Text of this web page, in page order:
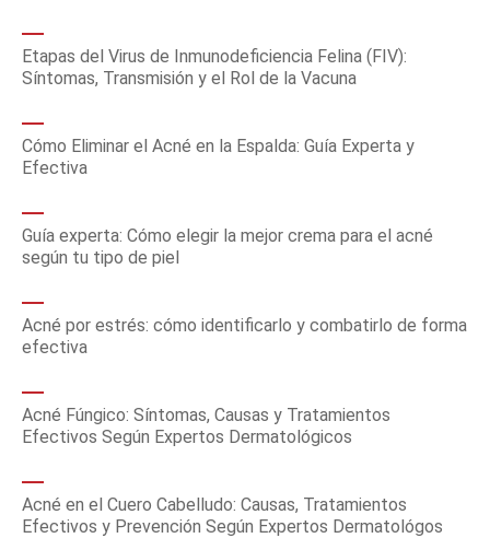
Etapas del Virus de Inmunodeficiencia Felina (FIV):
Síntomas, Transmisión y el Rol de la Vacuna
Cómo Eliminar el Acné en la Espalda: Guía Experta y
Efectiva
Guía experta: Cómo elegir la mejor crema para el acné
según tu tipo de piel
Acné por estrés: cómo identificarlo y combatirlo de forma
efectiva
Acné Fúngico: Síntomas, Causas y Tratamientos
Efectivos Según Expertos Dermatológicos
Acné en el Cuero Cabelludo: Causas, Tratamientos
Efectivos y Prevención Según Expertos Dermatológos